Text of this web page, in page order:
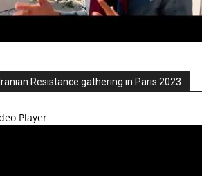
Resistance gathering in Paris 2023
Player